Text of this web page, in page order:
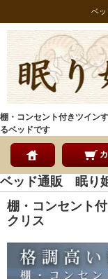
ベッ
棚・コンセント付きツイン
るベッドです
カ
ベッド通販 眠り
棚・コンセント
クリス